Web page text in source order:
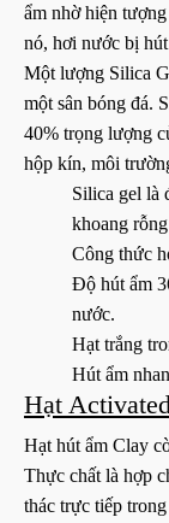
ẩm nhờ hiện
nó, hơi nước bị
Một lượng Silica
một sân bóng đá.
40% trọng lượng
hộp kín, môi
Silica gel là
khoang
Công thức
Độ hút ẩm
nước.
Hạt trắng
Hút ẩm
Hạt
Hạt hút ẩm Clay
Thực chất là hợp
thác trực tiếp